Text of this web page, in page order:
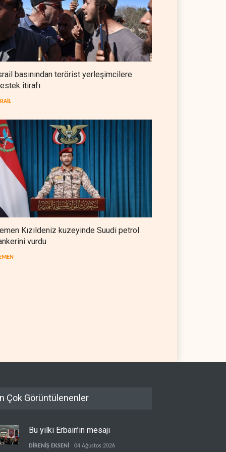
NYT: Washington, İran'ı yine
okuyamadı
BATI YARIM KÜRE 05 Ağustos 2026
İsrailli istihbaratçı: ABD'nin
mühimmatının bittiği iddiası
bir iç kavga
İran karşısında 'zor kararlara'
sevk ediyor
BATI YARIM KÜRE
basınından terörist yerleşimcilere
itirafı
Kızıldeniz kuzeyinde Suudi petrol
vurdu
Çok Görüntülenenler
Bu yılki Erbain’in mesajı
DİRENİŞ EKSENİ 04 Ağustos 2026